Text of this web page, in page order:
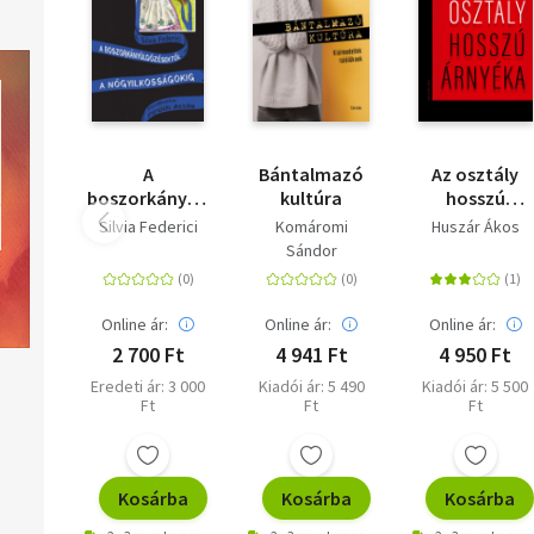
Elsősorban önmagunkért, a családunkért vagyunk felelősek. De
felelősek vagyunk azokért is, akikkel együtt dolgozunk, akikért
dolgozunk. Felelősek vagyunk a közösségekért, amelyekhez
tartozunk. Felelősek vagyunk a hazánkért, azért, hogy akik ide
születtek, itt élnek, azok egyre jobban és szebben éljenek. Az itt
bemutatkozó roma nők ebben segítenek bennünket.
Balog Zoltán - református lelkész, miniszterelnöki biztos
A
boszorkányüldözésektől
a
Silvia Federici
Online ár:
2 700 Ft
Eredeti ár: 3 000
Ft
Kosárba
Bántalmazó
kultúra
Komáromi
Sándor
Online ár:
4 941 Ft
Kiadói ár: 5 490
Ft
Kosárba
Az osztály
hosszú
árnyéka
Huszár Ákos
Online ár:
4 950 Ft
Kiadói ár: 5 500
Ft
Kosárba